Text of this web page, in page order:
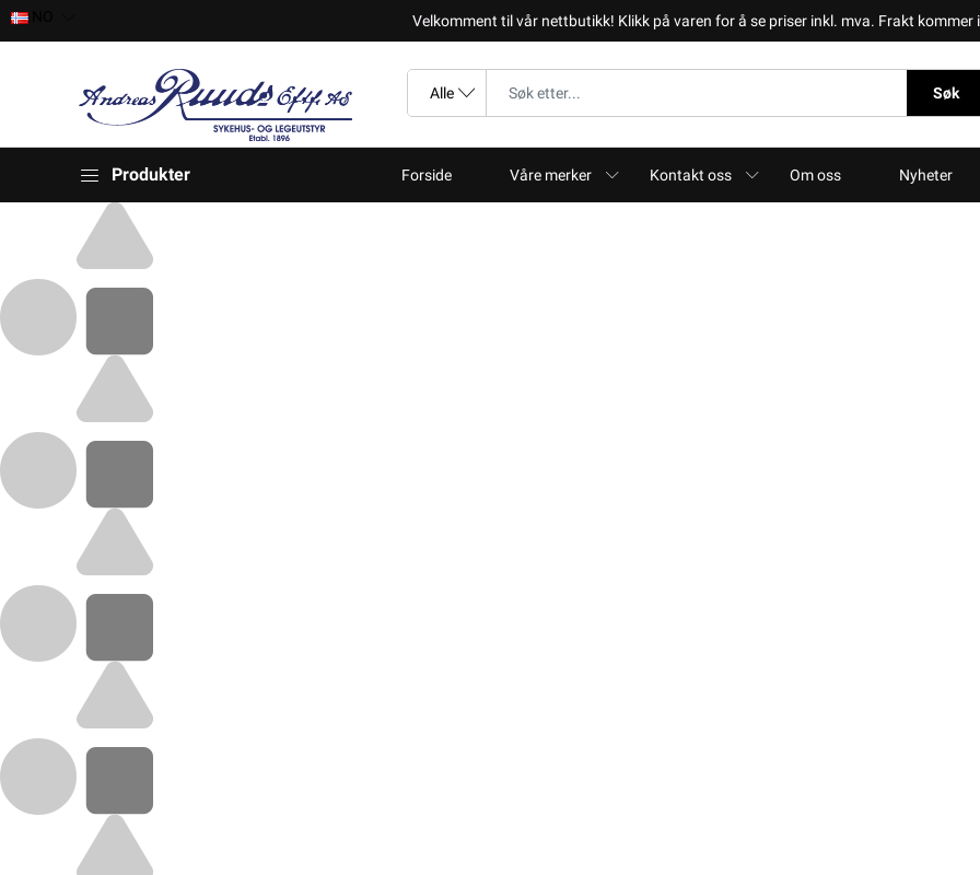
Velkomment til vår nettbutikk! Klikk på varen for å se priser inkl. mva. Frakt kommer
Søk
Produkter Forside Våre merker Kontakt oss Om oss Nyheter